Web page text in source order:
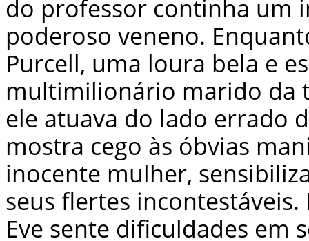
do professor continha um
poderoso veneno.
Purcell, uma loura bela e
multimilionário marido da
ele atuava do lado errado
mostra cego às óbvias
inocente mulher,
seus flertes
Eve sente dificuldades em